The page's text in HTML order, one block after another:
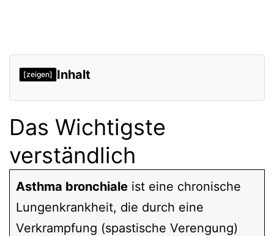
[zeigen] Inhalt
Das Wichtigste
verständlich
Asthma bronchiale ist eine chronische
Lungenkrankheit, die durch eine
Verkrampfung (spastische Verengung)